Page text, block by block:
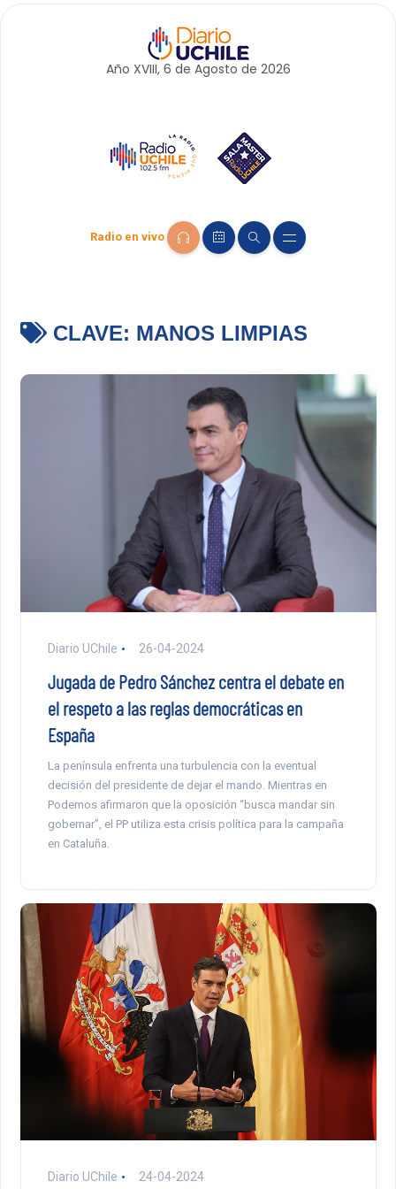
Año XVIII, 6 de Agosto de 2026
Radio en vivo
CLAVE: MANOS LIMPIAS
Diario UChile 26-04-2024
Jugada de Pedro Sánchez centra el debate en
el respeto a las reglas democráticas en
España
La península enfrenta una turbulencia con la eventual
decisión del presidente de dejar el mando. Mientras en
Podemos afirmaron que la oposición “busca mandar sin
gobernar”, el PP utiliza esta crisis política para la campaña
en Cataluña.
Diario UChile 24-04-2024